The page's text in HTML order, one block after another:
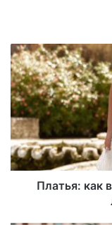
Платья: как